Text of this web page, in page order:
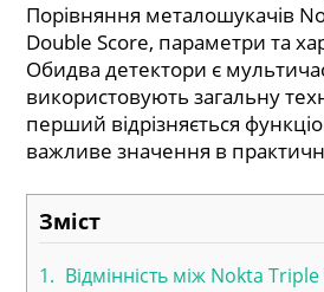
Порівняння металошукачів
Double Score, параметри та
Обидва детектори є
використовують загальну
перший відрізняється
важливе значення в
Зміст
1. Відмінність між Nokta